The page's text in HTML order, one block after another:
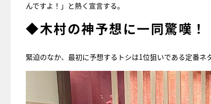
んですよ！」と熱く宣言する。
◆木村の神予想に一同驚嘆！
緊迫のなか、最初に予想するトシは1位狙いである定番ネ